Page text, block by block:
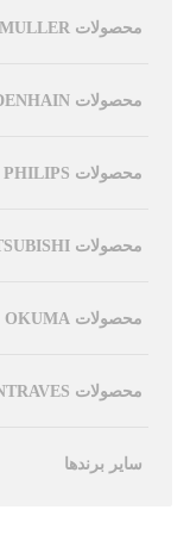
محصولات BAUMULLER
محصولات HEIDENHAIN
محصولات PHILIPS
محصولات MITSUBISHI
محصولات OKUMA
محصولات CONTRAVES
سایر برندها